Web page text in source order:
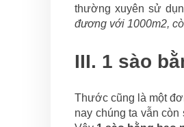
thường xuyên sử
đương với 1000m2,
III. 1 sào
Thước cũng là một
nay chúng ta vẫn